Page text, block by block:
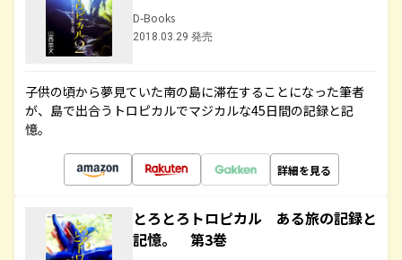
D-Books
2018.03.29 発売
子供の頃から夢見ていた南の島に滞在することになった筆者
が、島で出合うトロピカルでマジカルな45日間の記録と記
憶。
詳細を見る
とろとろトロピカル ある旅の記録と
記憶。 第3巻